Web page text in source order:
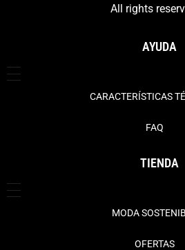
All rights
AYUDA
CARACTERÍSTICAS
FAQ
TIENDA
MODA
Ropa
OFERTAS